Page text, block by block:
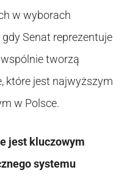
w wyborach
Senat reprezentuje
tworzą
które jest najwyższym
w Polsce.
jest kluczowym
systemu